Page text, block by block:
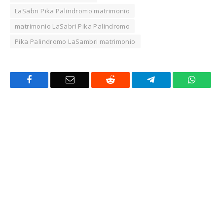
LaSabri Pika Palindromo matrimonio
matrimonio LaSabri Pika Palindromo
Pika Palindromo LaSambri matrimonio
Facebook Email Reddit Telegram